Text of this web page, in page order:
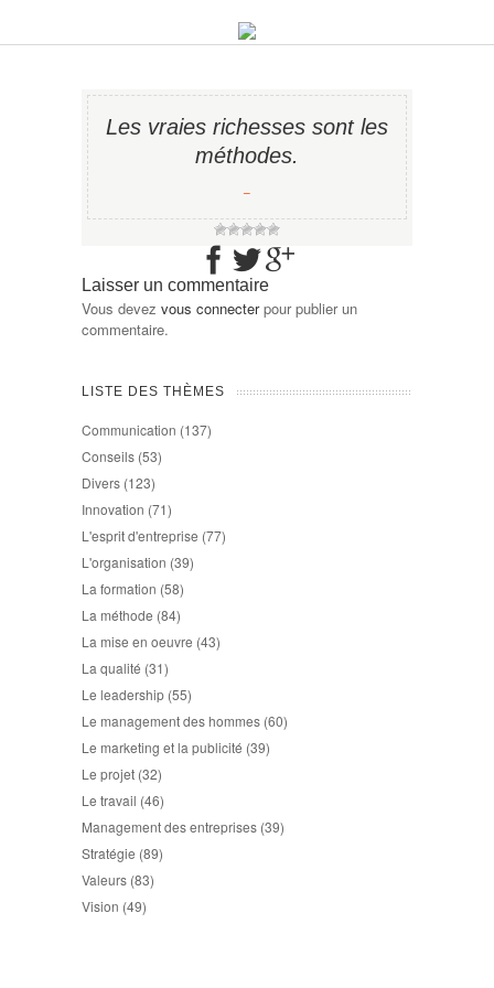
Les vraies richesses sont les
méthodes.
−
Laisser un commentaire
Vous devez vous connecterpour publier un
commentaire.
LISTE DES THÈMES
Communication (137)
Conseils (53)
Divers (123)
Innovation (71)
L'esprit d'entreprise (77)
L'organisation (39)
La formation (58)
La méthode (84)
La mise en oeuvre (43)
La qualité (31)
Le leadership (55)
Le management des hommes (60)
Le marketing et la publicité (39)
Le projet (32)
Le travail (46)
Management des entreprises (39)
Stratégie (89)
Valeurs (83)
Vision (49)